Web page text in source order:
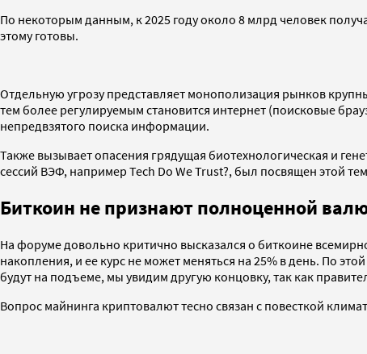
По некоторым данным, к 2025 году около 8 млрд человек
этому готовы.
Отдельную угрозу представляет монополизация рынков
тем более регулируемым становится интернет (поисковые
непредвзятого поиска информации.
Также вызывает опасения грядущая биотехнологическая и
сессий ВЭФ, например Tech Do We Trust?, был посвящен этой
Биткоин не признают полноценной
На форуме довольно критично высказался о биткоине
накопления, и ее курс не может меняться на 25% в день. По
будут на подъеме, мы увидим другую концовку, так как
Вопрос майнинга криптовалют тесно связан с повесткой